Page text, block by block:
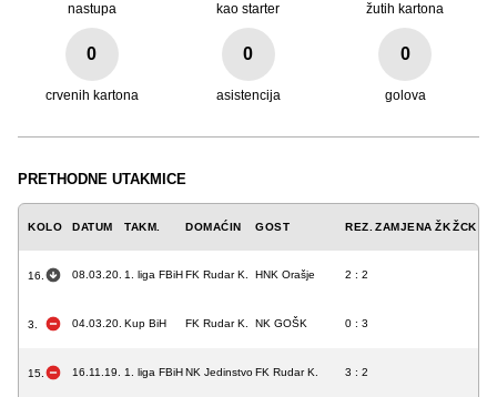
nastupa kao starter žutih kartona
0
crvenih kartona
0
asistencija
0
golova
PRETHODNE UTAKMICE
KOLO DATUM TAKM. DOMAĆIN GOST REZ. ZAMJENA ŽKŽCK
16. 08.03.20. 1. liga FBiHFK Rudar K. HNK Orašje 2 : 2
3. 04.03.20. Kup BiH FK Rudar K. NK GOŠK 0 : 3
15. 16.11.19. 1. liga FBiHNK JedinstvoFK Rudar K. 3 : 2